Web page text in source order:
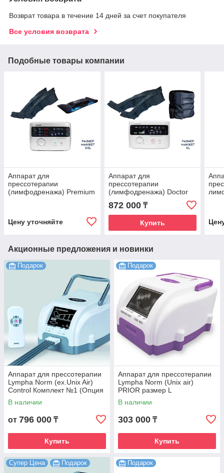
Возврат товара в течение 14 дней за счет покупателя
Все условия возврата
Подобные товары компании
Аппарат для
прессотерапии
(лимфодренажа) Premium
ног(XXL) +термо-бандаж
Цену уточняйте
Аппарат для
прессотерапии
(лимфодренажа) Doctor
похудения + манжеты на
ноги (XL)
872 000₸
Купить
Акционные предложения и новинки
Подарок
Аппарат для прессотерапии
Lympha Norm (ex.Unix Air)
Control Комплект №1 (Опция
талия + Опция рука)
В наличии
от 796 000 ₸
Купить
Подарок
Аппарат для прессотерапии
Lympha Norm (Unix air)
PRIOR размер L
В наличии
303 000 ₸
Купить
Супер Цена Подарок Подарок